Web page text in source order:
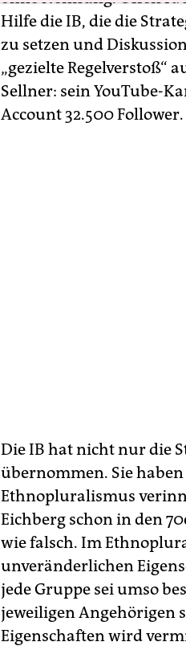
Hilfe die IB, die die
zu setzen und
„gezielte Regelverstoß“
Sellner: sein YouTube-
Account 32.500 Follower.
Die IB hat nicht nur die
übernommen. Sie
Ethnopluralismus
Eichberg schon in den
wie falsch. Im
unveränderlichen
jede Gruppe sei umso
jeweiligen Angehörigen
Eigenschaften wird